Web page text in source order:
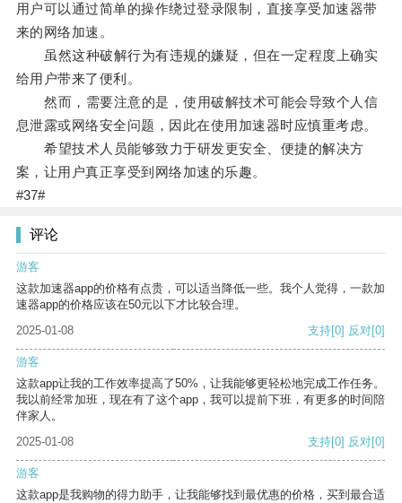
用户可以通过简单的操作绕过登录限制，直接享受加速器带
来的网络加速。
虽然这种破解行为有违规的嫌疑，但在一定程度上确实
给用户带来了便利。
然而，需要注意的是，使用破解技术可能会导致个人信
息泄露或网络安全问题，因此在使用加速器时应慎重考虑。
希望技术人员能够致力于研发更安全、便捷的解决方
案，让用户真正享受到网络加速的乐趣。
#37#
评论
游客
这款加速器app的价格有点贵，可以适当降低一些。我个人觉得，一款加
速器app的价格应该在50元以下才比较合理。
2025-01-08
支持[0] 反对[0]
游客
这款app让我的工作效率提高了50%，让我能够更轻松地完成工作任务。
我以前经常加班，现在有了这个app，我可以提前下班，有更多的时间陪
伴家人。
2025-01-08
支持[0] 反对[0]
游客
这款app是我购物的得力助手，让我能够找到最优惠的价格，买到最合适